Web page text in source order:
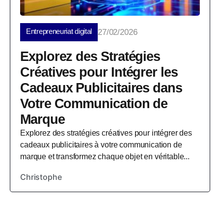
Entrepreneuriat digital 27/02/2026
Explorez des Stratégies
Créatives pour Intégrer les
Cadeaux Publicitaires dans
Votre Communication de
Marque
Explorez des stratégies créatives pour intégrer des
cadeaux publicitaires à votre communication de
marque et transformez chaque objet en véritable...
Christophe